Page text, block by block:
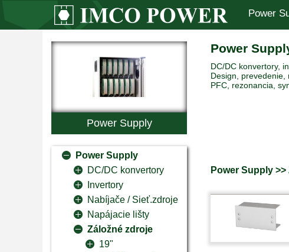
Power
Power Supply
Power Supply
DC/DC konvertory
Invertory
Nabíjače / Sieť.zdroje
Napájacie lišty
Záložné zdroje
19"
Power
DC/DC konvertory,
Design, prevedenie,
PFC, rezonancia,
Power Supply